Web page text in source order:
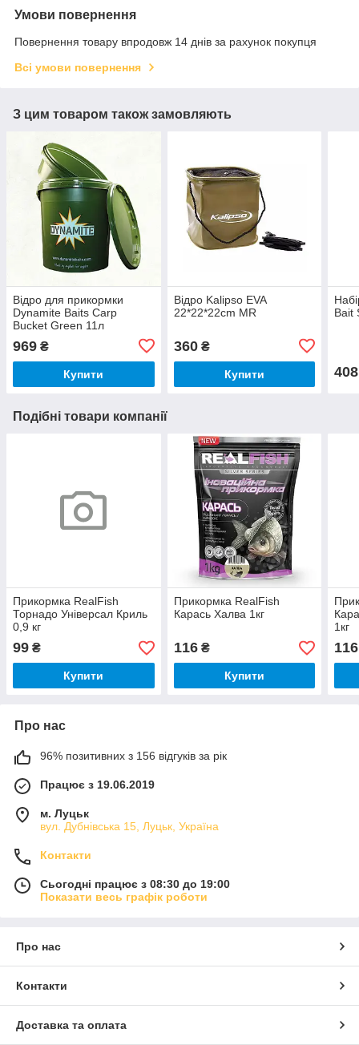
Умови повернення
Повернення товару впродовж 14 днів за рахунок покупця
Всі умови повернення
З цим товаром також замовляють
Відро для прикормки
Dynamite Baits Carp
Bucket Green 11л
969 ₴
Купити
Відро Kalipso EVA
22*22*22cm MR
360₴
Купити
Bait
408
Подібні товари компанії
Прикормка RealFish
Торнадо Універсал Криль
0,9 кг
99 ₴
Купити
Прикормка RealFish
Карась Халва 1кг
116₴
Купити
1кг
116
Про нас
96% позитивних з 156 відгуків за рік
Працює з 19.06.2019
м. Луцьк
вул. Дубнівська 15, Луцьк, Україна
Контакти
Сьогодні працює з 08:30 до 19:00
Показати весь графік роботи
Про нас
Контакти
Доставка та оплата